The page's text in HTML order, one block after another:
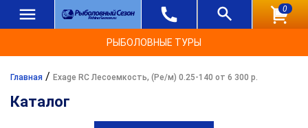
0
РЫБОЛОВНЫЕ ТУРЫ
Главная / Exage RC Лесоемкость, (Ре/м) 0.25-140 от 6 300 р.
Каталог